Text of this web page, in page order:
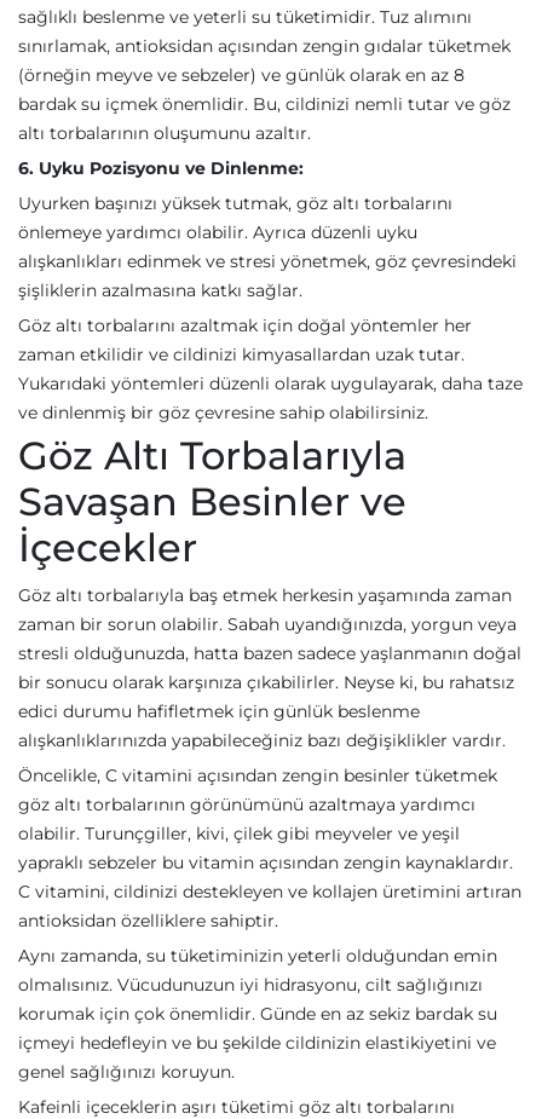
sağlıklı beslenme ve yeterli su tüketimidir. Tuz alımını
sınırlamak, antioksidan açısından zengin gıdalar tüketmek
(örneğin meyve ve sebzeler) ve günlük olarak en az 8
bardak su içmek önemlidir. Bu, cildinizi nemli tutar ve göz
altı torbalarının oluşumunu azaltır.
6. Uyku Pozisyonu ve Dinlenme:
Uyurken başınızı yüksek tutmak, göz altı torbalarını
önlemeye yardımcı olabilir. Ayrıca düzenli uyku
alışkanlıkları edinmek ve stresi yönetmek, göz çevresindeki
şişliklerin azalmasına katkı sağlar.
Göz altı torbalarını azaltmak için doğal yöntemler her
zaman etkilidir ve cildinizi kimyasallardan uzak tutar.
Yukarıdaki yöntemleri düzenli olarak uygulayarak, daha taze
ve dinlenmiş bir göz çevresine sahip olabilirsiniz.
Göz Altı Torbalarıyla
Savaşan Besinler ve
İçecekler
Göz altı torbalarıyla baş etmek herkesin yaşamında zaman
zaman bir sorun olabilir. Sabah uyandığınızda, yorgun veya
stresli olduğunuzda, hatta bazen sadece yaşlanmanın doğal
bir sonucu olarak karşınıza çıkabilirler. Neyse ki, bu rahatsız
edici durumu hafifletmek için günlük beslenme
alışkanlıklarınızda yapabileceğiniz bazı değişiklikler vardır.
Öncelikle, C vitamini açısından zengin besinler tüketmek
göz altı torbalarının görünümünü azaltmaya yardımcı
olabilir. Turunçgiller, kivi, çilek gibi meyveler ve yeşil
yapraklı sebzeler bu vitamin açısından zengin kaynaklardır.
C vitamini, cildinizi destekleyen ve kollajen üretimini artıran
antioksidan özelliklere sahiptir.
Aynı zamanda, su tüketiminizin yeterli olduğundan emin
olmalısınız. Vücudunuzun iyi hidrasyonu, cilt sağlığınızı
korumak için çok önemlidir. Günde en az sekiz bardak su
içmeyi hedefleyin ve bu şekilde cildinizin elastikiyetini ve
genel sağlığınızı koruyun.
Kafeinli içeceklerin aşırı tüketimi göz altı torbalarını